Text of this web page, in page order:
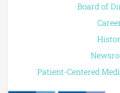
Board of
Patient-Centered